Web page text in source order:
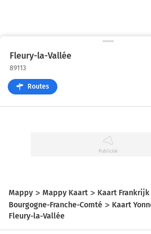
Fleury-la-Vallée
89113
Routes
Mappy Mappy Kaart Kaart Frankrijk
Bourgogne-Franche-Comté
Kaart
Fleury-la-Vallée